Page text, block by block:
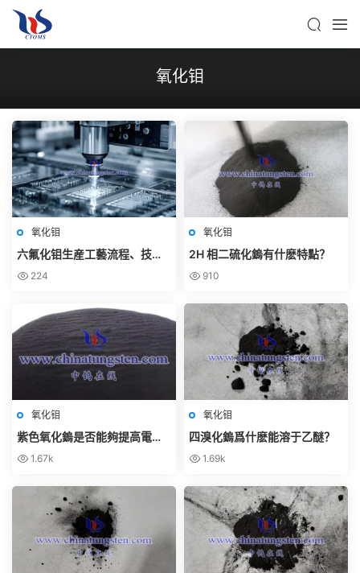
氧化钼
氧化钼
六氟化钼生産工藝流程、技術
難點與工程挑戰——從實驗室
224
氧化钼
2H 相二硫化鎢有什麽特點？
910
氧化钼
紫色氧化鎢是否能夠提高電池
的耐久性和安全性？
1.67k
氧化钼
四溴化鎢爲什麽能溶于乙醚？
1.69k